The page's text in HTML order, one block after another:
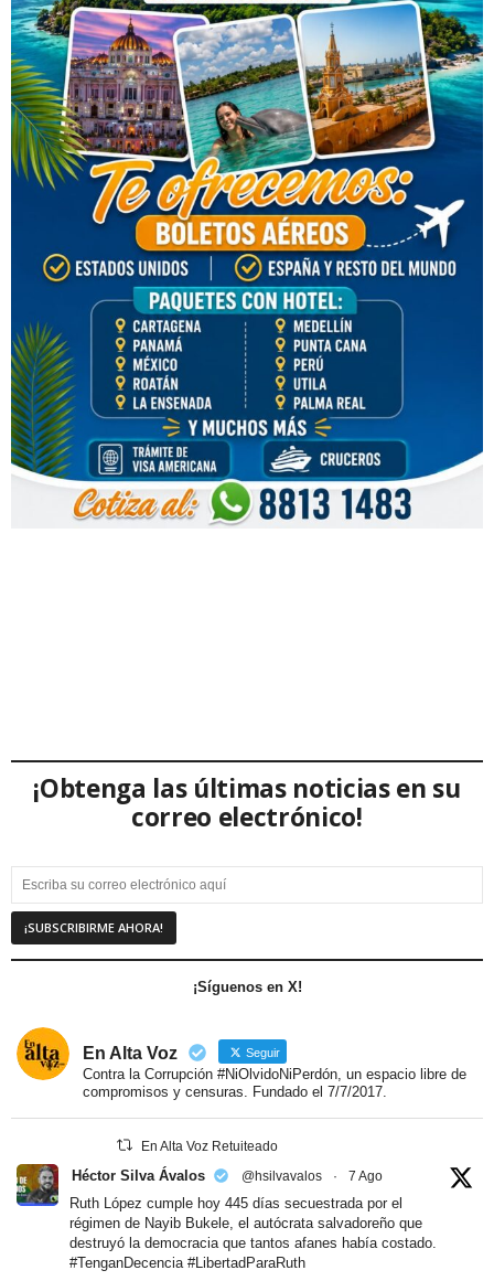
¡Obtenga las últimas noticias en su
correo electrónico!
¡Síguenos en X!
En Alta Voz Seguir
Contra la Corrupción #NiOlvidoNiPerdón, un espacio libre de
compromisos y censuras. Fundado el 7/7/2017.
En Alta Voz Retuiteado
Héctor Silva Ávalos @hsilvavalos · 7 Ago
Ruth López cumple hoy 445 días secuestrada por el
régimen de Nayib Bukele, el autócrata salvadoreño que
destruyó la democracia que tantos afanes había costado.
#TenganDecencia #LibertadParaRuth